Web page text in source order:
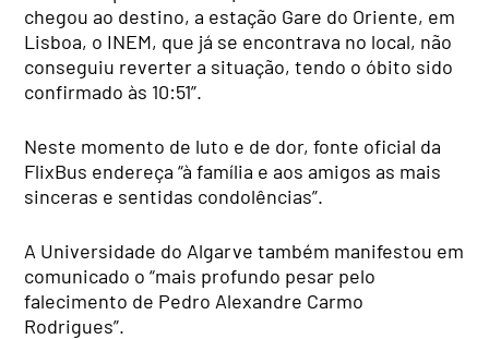
chegou ao destino, a estação Gare do Oriente, em
Lisboa, o INEM, que já se encontrava no local, não
conseguiu reverter a situação, tendo o óbito sido
confirmado às 10:51”.
Neste momento de luto e de dor, fonte oficial da
FlixBus endereça “à família e aos amigos as mais
sinceras e sentidas condolências”.
A Universidade do Algarve também manifestou em
comunicado o “mais profundo pesar pelo
falecimento de Pedro Alexandre Carmo
Rodrigues”.